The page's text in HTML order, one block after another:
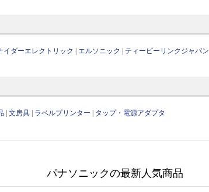
イダーエレクトリック エルソニック ティーピーリンクジャパン
|文房具 ラベルプリンター タップ・電源アダプタ
パナソニックの最新人気商品